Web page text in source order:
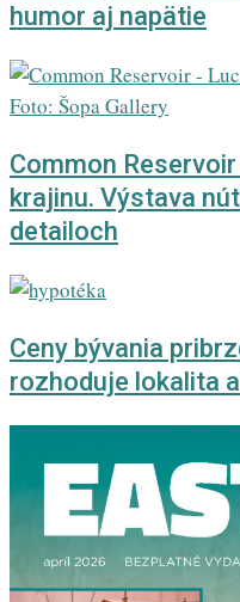
humor aj napätie
Common
krajinu. Výstava
detailoch
Ceny bývania
rozhoduje lokalita